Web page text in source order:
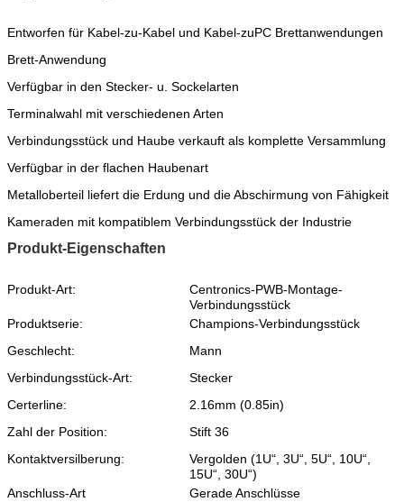
Entworfen für Kabel-zu-Kabel und Kabel-zuPC Brettanwendungen
Brett-Anwendung
Verfügbar in den Stecker- u. Sockelarten
Terminalwahl mit verschiedenen Arten
Verbindungsstück und Haube verkauft als komplette Versammlung
Verfügbar in der flachen Haubenart
Metalloberteil liefert die Erdung und die Abschirmung von Fähigkeit
Kameraden mit kompatiblem Verbindungsstück der Industrie
Produkt-Eigenschaften
Produkt-Art:
Centronics-PWB-Montage-
Verbindungsstück
Produktserie:
Champions-Verbindungsstück
Geschlecht:
Mann
Verbindungsstück-Art:
Stecker
Certerline:
2.16mm (0.85in)
Zahl der Position:
Stift 36
Kontaktversilberung:
Vergolden (1U“, 3U“, 5U“, 10U“,
15U“, 30U“)
Anschluss-Art
Gerade Anschlüsse